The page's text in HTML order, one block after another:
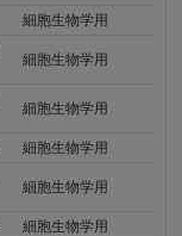
細胞生物学用
細胞生物学用
細胞生物学用
細胞生物学用
細胞生物学用
細胞生物学用